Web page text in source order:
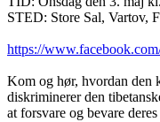
STED: Store Sal, Vartov,
https://
Kom og hør, hvordan den
diskriminerer den
at forsvare og bevare